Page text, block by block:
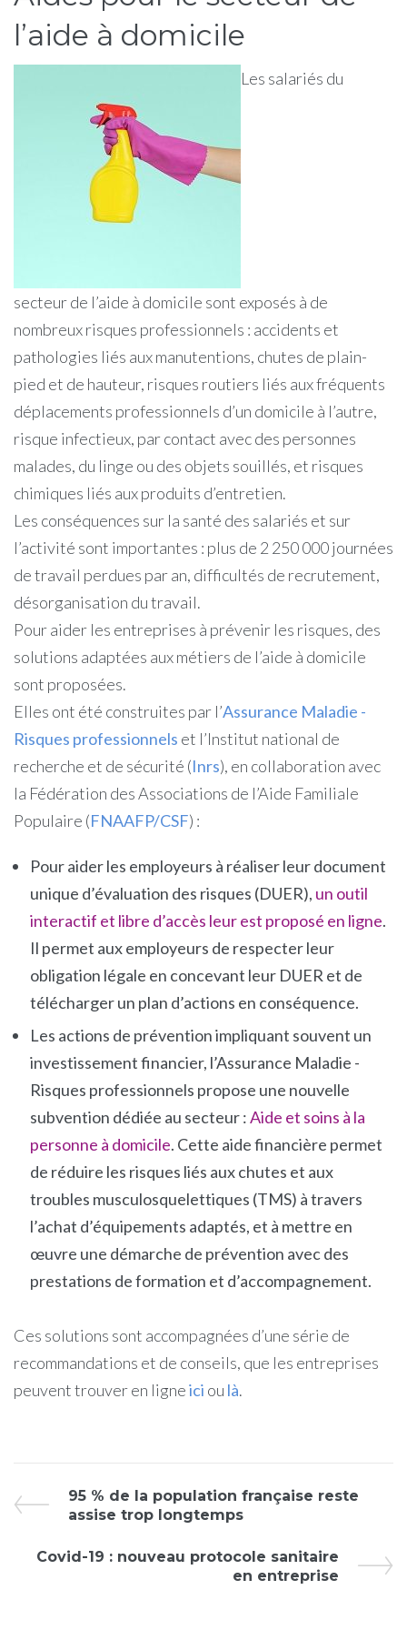
l’aide à domicile
Les salariés du
secteur de l’aide à domicile sont exposés à de
nombreux risques professionnels : accidents et
pathologies liés aux manutentions, chutes de plain-
pied et de hauteur, risques routiers liés aux fréquents
déplacements professionnels d’un domicile à l’autre,
risque infectieux, par contact avec des personnes
malades, du linge ou des objets souillés, et risques
chimiques liés aux produits d’entretien.
Les conséquences sur la santé des salariés et sur
l’activité sont importantes : plus de 2 250 000 journées
de travail perdues par an, difficultés de recrutement,
désorganisation du travail.
Pour aider les entreprises à prévenir les risques, des
solutions adaptées aux métiers de l’aide à domicile
sont proposées.
Elles ont été construites par l’Assurance Maladie -
Risques professionnels et l’Institut national de
recherche et de sécurité (Inrs), en collaboration avec
la Fédération des Associations de l’Aide Familiale
Populaire (FNAAFP/CSF) :
Pour aider les employeurs à réaliser leur document
unique d’évaluation des risques (DUER), un outil
interactif et libre d’accès leur est proposé en ligne.
Il permet aux employeurs de respecter leur
obligation légale en concevant leur DUER et de
télécharger un plan d’actions en conséquence.
Les actions de prévention impliquant souvent un
investissement financier, l’Assurance Maladie -
Risques professionnels propose une nouvelle
subvention dédiée au secteur :Aide et soins à la
personne à domicile. Cette aide financière permet
de réduire les risques liés aux chutes et aux
troubles musculosquelettiques (TMS) à travers
l’achat d’équipements adaptés, et à mettre en
œuvre une démarche de prévention avec des
prestations de formation et d’accompagnement.
Ces solutions sont accompagnées d’une série de
recommandations et de conseils, que les entreprises
peuvent trouver en ligneici ou là.
95 % de la population française reste
assise trop longtemps
Covid-19 : nouveau protocole sanitaire
en entreprise